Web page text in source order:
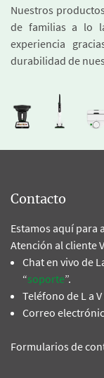
Nuestros
de familias a lo
experiencia
durabilidad de
Contacto
Estamos aquí para
Atención al cliente
Chat en vivo de
“soporte”.
Teléfono de L a
Correo
Formularios de